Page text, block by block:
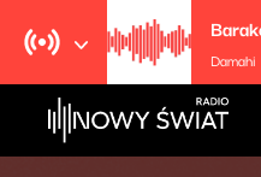
Damahi